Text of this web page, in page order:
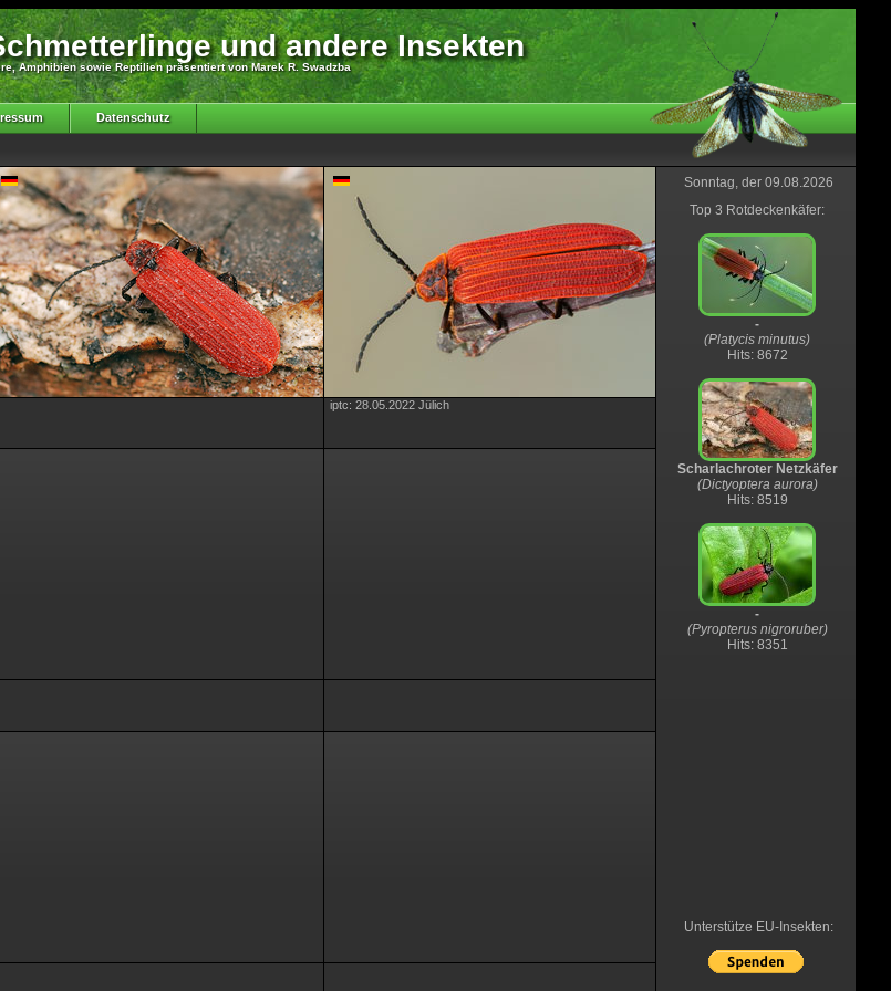
und andere Insekten
Amphibien sowie Reptilien präsentiert von Marek R. Swadzba
Datenschutz
iptc: 28.05.2022 Jülich
Sonntag, der 09.08.2026
Top 3 Rotdeckenkäfer:
-
(Platycis minutus)
Hits: 8672
Scharlachroter Netzkäfer
(Dictyoptera aurora)
Hits: 8519
-
(Pyropterus nigroruber)
Hits: 8351
Unterstütze EU-Insekten: